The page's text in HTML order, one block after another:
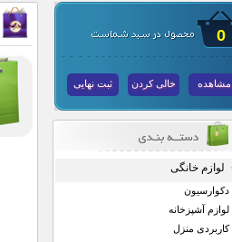
0
مشاهده خالی کردن ثبت نهایی
لوازم خانگی
دکوارسیون
لوازم آشپزخانه
کاربردی منزل